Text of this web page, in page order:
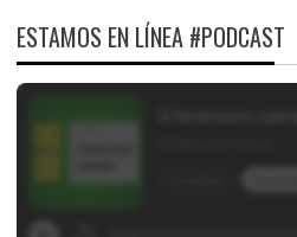
ESTAMOS EN LÍNEA #PODCAST